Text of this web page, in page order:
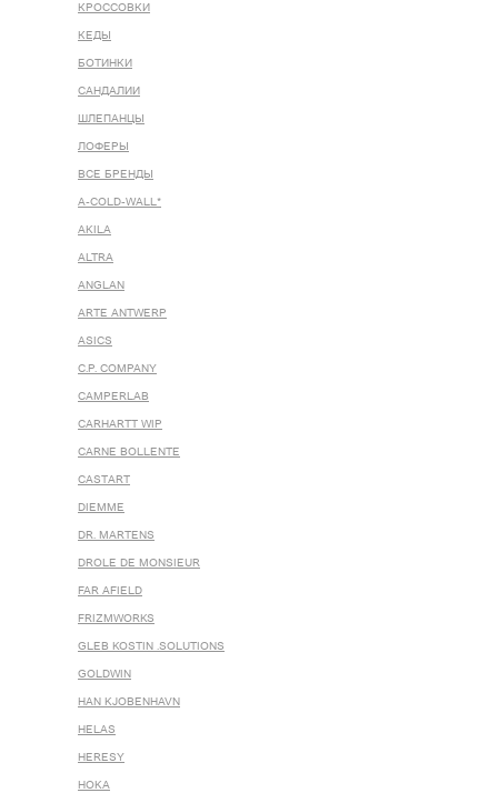
КРОССОВКИ
КЕДЫ
БОТИНКИ
САНДАЛИИ
ШЛЕПАНЦЫ
ЛОФЕРЫ
ВСЕ БРЕНДЫ
A-COLD-WALL*
AKILA
ALTRA
ANGLAN
ARTE ANTWERP
ASICS
C.P. COMPANY
CAMPERLAB
CARHARTT WIP
CARNE BOLLENTE
CASTART
DIEMME
DR. MARTENS
DROLE DE MONSIEUR
FAR AFIELD
FRIZMWORKS
GLEB KOSTIN .SOLUTIONS
GOLDWIN
HAN KJOBENHAVN
HELAS
HERESY
HOKA